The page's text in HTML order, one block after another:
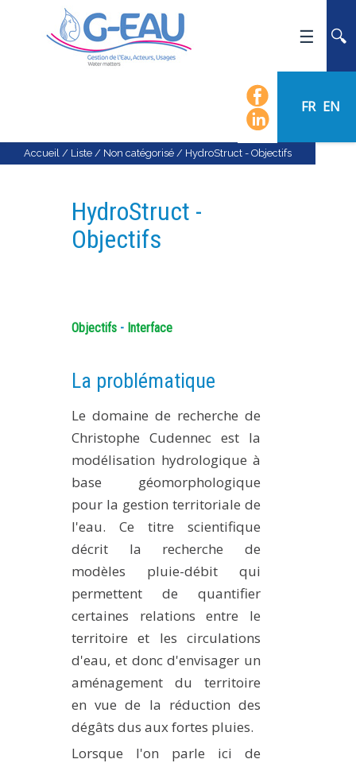
FR EN
ACTUALITÉS
ORGANIGRAMME
LISTE DU PERSONNEL
RECRUTEMENT
PLATEFORMES EXPÉRIMENTALES
PROJETS TERMINÉS
NOS RÉSEAUX SCIENTIFIQUES ET TECHNIQUES
SÉMINAIRES RÉGULIERS
FORMATION
MASTER
INGÉNIEUR
FORMATION CONTINUE
FORMATION DOCTORALE
THÈSES EN COURS
PRODUCTION
MÉTHODES ET OUTILS
LOGICIELS
Accueil / Liste / Non catégorisé / HydroStruct - Objectifs
HydroStruct -
Objectifs
Objectifs - Interface
La problématique
Le domaine de recherche de
Christophe Cudennec est la
modélisation hydrologique à
base géomorphologique
pour la gestion territoriale de
l'eau. Ce titre scientifique
décrit la recherche de
modèles pluie-débit qui
permettent de quantifier
certaines relations entre le
territoire et les circulations
d'eau, et donc d'envisager un
aménagement du territoire
en vue de la réduction des
dégâts dus aux fortes pluies.
Lorsque l'on parle ici de